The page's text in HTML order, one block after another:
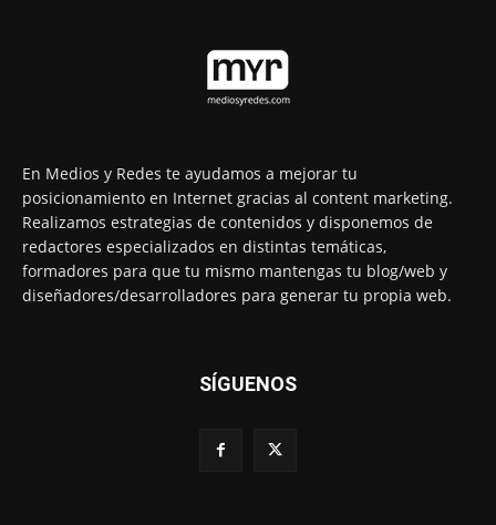
En Medios y Redes te ayudamos a mejorar tu
posicionamiento en Internet gracias al content marketing.
Realizamos estrategias de contenidos y disponemos de
redactores especializados en distintas temáticas,
formadores para que tu mismo mantengas tu blog/web y
diseñadores/desarrolladores para generar tu propia web.
SÍGUENOS